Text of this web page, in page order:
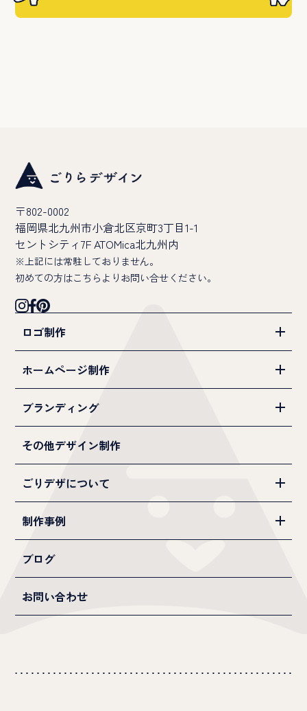
〒802-0002
福岡県北九州市小倉北区京町3丁目1-1
セントシティ7F ATOMica北九州内
※上記には常駐しておりません。
初めての方はこちら よりお問い合せください。
ロゴ制作
ホームページ制作
ブランディング
その他デザイン制作
ごりデザについて
制作事例
ブログ
お問い合わせ